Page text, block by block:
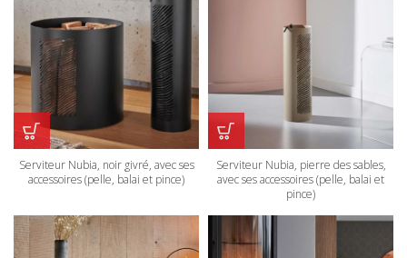
Serviteur Nubia, noir givré, avec ses
accessoires (pelle, balai et pince)
Serviteur Nubia, pierre des sables,
avec ses accessoires (pelle, balai et
pince)